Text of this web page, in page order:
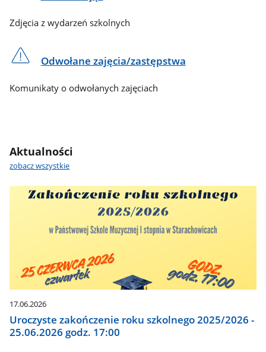
Zdjęcia z wydarzeń szkolnych
Odwołane zajęcia/zastępstwa
Komunikaty o odwołanych zajęciach
Aktualności
zobacz wszystkie
17.06.2026
Uroczyste zakończenie roku szkolnego 2025/2026 -
25.06.2026 godz. 17:00